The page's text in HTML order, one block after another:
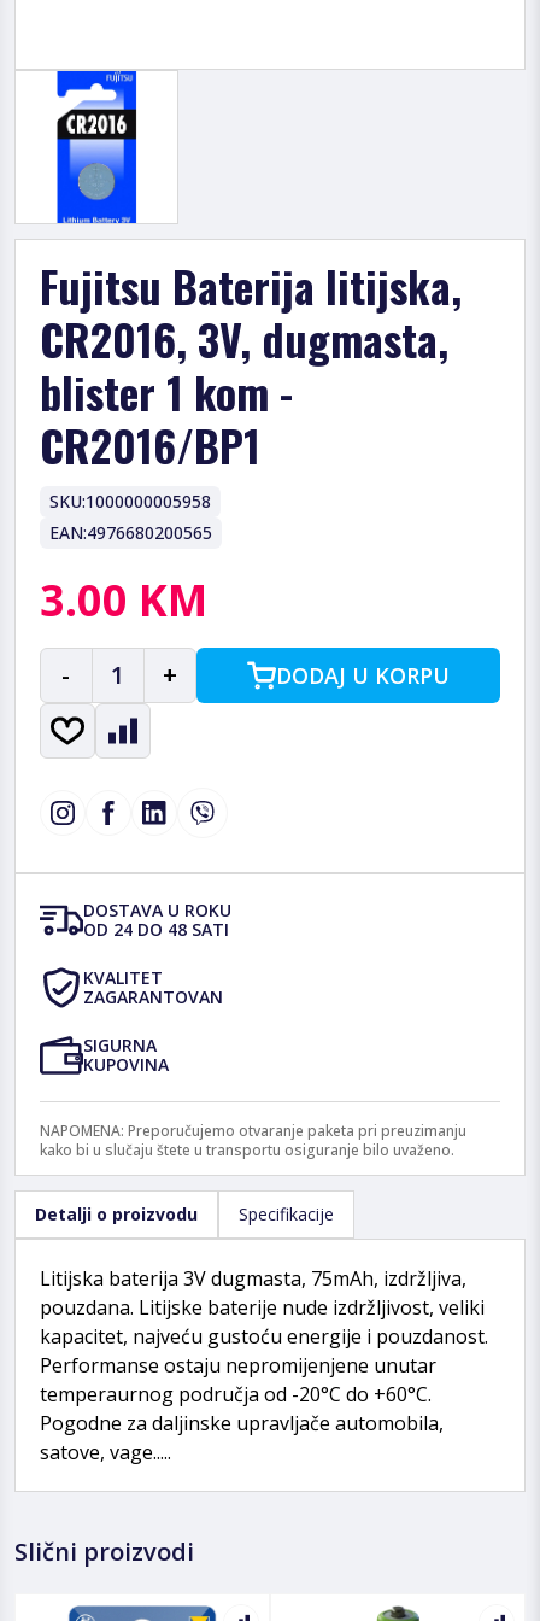
Fujitsu Baterija litijska,
CR2016, 3V, dugmasta,
blister 1 kom -
CR2016/BP1
SKU:1000000005958
EAN:4976680200565
3.00 KM
- 1 + DODAJ U KORPU
DOSTAVA U ROKU
OD 24 DO 48 SATI
KVALITET
ZAGARANTOVAN
SIGURNA
KUPOVINA
NAPOMENA: Preporučujemo otvaranje paketa pri preuzimanju
kako bi u slučaju štete u transportu osiguranje bilo uvaženo.
Detalji o proizvodu Specifikacije
Litijska baterija 3V dugmasta, 75mAh, izdržljiva,
pouzdana. Litijske baterije nude izdržljivost, veliki
kapacitet, najveću gustoću energije i pouzdanost.
Performanse ostaju nepromijenjene unutar
temperaurnog područja od -20°C do +60°C.
Pogodne za daljinske upravljače automobila,
satove, vage.....
Slični proizvodi